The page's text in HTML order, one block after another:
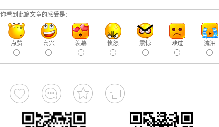
你看到此篇文章的感受是：
点赞 高兴 羡慕 愤怒 震惊 难过 流泪